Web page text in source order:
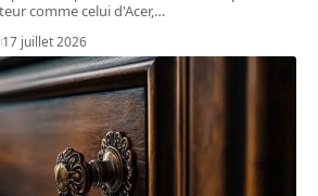
comme celui d'Acer,…
17 juillet 2026